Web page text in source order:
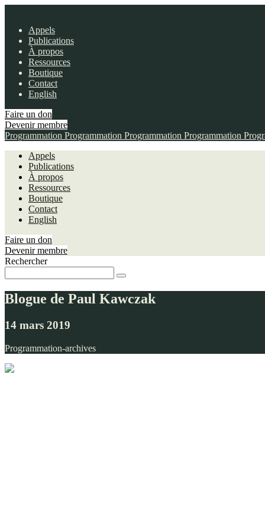
Appels
Publications
À propos
Ressources
Boutique
Contact
English
Faire un don
Devenir membre
Programmation Programmation Programmation Programmation
Appels
Publications
À propos
Ressources
Boutique
Contact
English
Faire un don
Devenir membre
Rechercher
Blogue de Paul Kawczak
14 mars 2019
Programmation-archives